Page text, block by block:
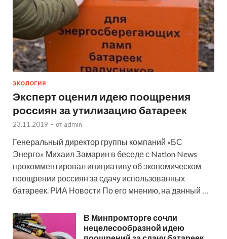
ЭКОЛОГИЯ
Эксперт оценил идею поощрения
россиян за утилизацию батареек
23.11.2019 - от admin
Генеральный директор группы компаний «БС
Энерго» Михаил Замарин в беседе с Nation News
прокомментировал инициативу об экономическом
поощрении россиян за сдачу использованных
батареек. РИА Новости По его мнению, на данный …
В Минпромторге сочли
нецелесообразной идею